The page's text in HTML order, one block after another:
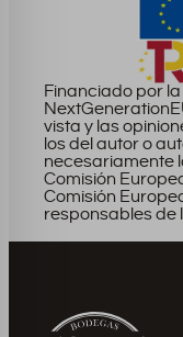
Financiado por
vista y las
los del autor o
necesariamente
Comisión
Comisión
responsables de